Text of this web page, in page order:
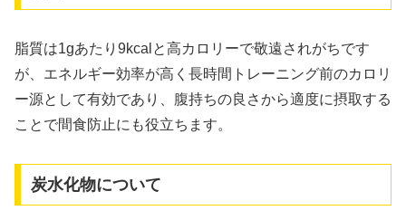
脂質は1gあたり9kcalと高カロリーで敬遠されがちです
が、エネルギー効率が高く長時間トレーニング前のカロリ
ー源として有効であり、腹持ちの良さから適度に摂取する
ことで間食防止にも役立ちます。
炭水化物について